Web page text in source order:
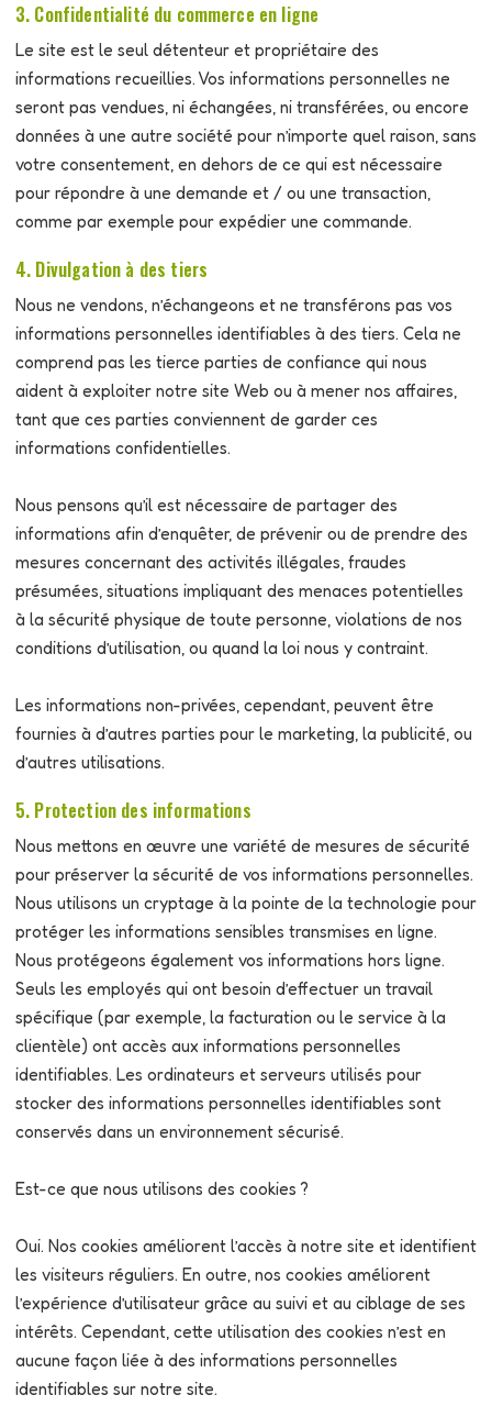
3. Confidentialité du commerce en ligne
Le site est le seul détenteur et propriétaire des
informations recueillies. Vos informations personnelles ne
seront pas vendues, ni échangées, ni transférées, ou encore
données à une autre société pour n’importe quel raison, sans
votre consentement, en dehors de ce qui est nécessaire
pour répondre à une demande et / ou une transaction,
comme par exemple pour expédier une commande.
4. Divulgation à des tiers
Nous ne vendons, n’échangeons et ne transférons pas vos
informations personnelles identifiables à des tiers. Cela ne
comprend pas les tierce parties de confiance qui nous
aident à exploiter notre site Web ou à mener nos affaires,
tant que ces parties conviennent de garder ces
informations confidentielles.
Nous pensons qu’il est nécessaire de partager des
informations afin d’enquêter, de prévenir ou de prendre des
mesures concernant des activités illégales, fraudes
présumées, situations impliquant des menaces potentielles
à la sécurité physique de toute personne, violations de nos
conditions d’utilisation, ou quand la loi nous y contraint.
Les informations non-privées, cependant, peuvent être
fournies à d’autres parties pour le marketing, la publicité, ou
d’autres utilisations.
5. Protection des informations
Nous mettons en œuvre une variété de mesures de sécurité
pour préserver la sécurité de vos informations personnelles.
Nous utilisons un cryptage à la pointe de la technologie pour
protéger les informations sensibles transmises en ligne.
Nous protégeons également vos informations hors ligne.
Seuls les employés qui ont besoin d’effectuer un travail
spécifique (par exemple, la facturation ou le service à la
clientèle) ont accès aux informations personnelles
identifiables. Les ordinateurs et serveurs utilisés pour
stocker des informations personnelles identifiables sont
conservés dans un environnement sécurisé.
Est-ce que nous utilisons des cookies ?
Oui. Nos cookies améliorent l’accès à notre site et identifient
les visiteurs réguliers. En outre, nos cookies améliorent
l’expérience d’utilisateur grâce au suivi et au ciblage de ses
intérêts. Cependant, cette utilisation des cookies n’est en
aucune façon liée à des informations personnelles
identifiables sur notre site.